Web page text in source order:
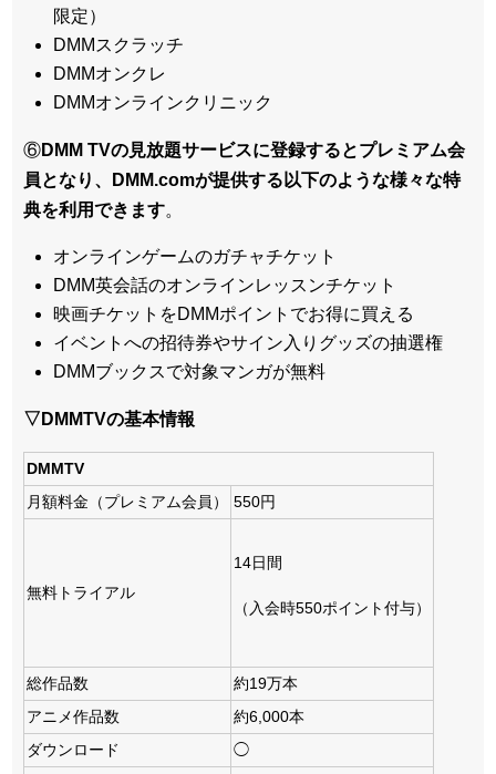
限定）
DMMスクラッチ
DMMオンクレ
DMMオンラインクリニック
⑥DMM TVの見放題サービスに登録するとプレミアム会
員となり、DMM.comが提供する以下のような様々な特
典を利用できます。
オンラインゲームのガチャチケット
DMM英会話のオンラインレッスンチケット
映画チケットをDMMポイントでお得に買える
イベントへの招待券やサイン入りグッズの抽選権
DMMブックスで対象マンガが無料
▽DMMTVの基本情報
DMMTV
月額料金（プレミアム会員）
550円
無料トライアル
14日間
（入会時550ポイント付与）
総作品数
約19万本
アニメ作品数
約6,000本
ダウンロード
◯